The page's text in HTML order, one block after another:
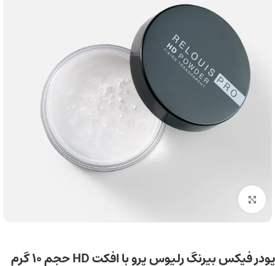
برای بزرگ‌نمایی کلیک کنید
پودر فیکس بیرنگ رلیوس پرو با افکت HD حجم 10 گرم